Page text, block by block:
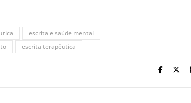
escrita e saúde mental
escrita terapêutica